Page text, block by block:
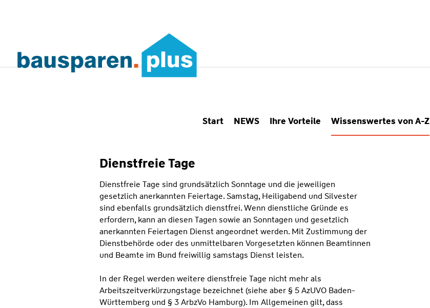
Start NEWS Ihre Vorteile Wissenswertes von A-Z
Dienstfreie Tage
Dienstfreie Tage sind grundsätzlich Sonntage und die jeweiligen
gesetzlich anerkannten Feiertage. Samstag, Heiligabend und Silvester
sind ebenfalls grundsätzlich dienstfrei. Wenn dienstliche Gründe es
erfordern, kann an diesen Tagen sowie an Sonntagen und gesetzlich
anerkannten Feiertagen Dienst angeordnet werden. Mit Zustimmung der
Dienstbehörde oder des unmittelbaren Vorgesetzten können Beamtinnen
und Beamte im Bund freiwillig samstags Dienst leisten.
In der Regel werden weitere dienstfreie Tage nicht mehr als
Arbeitszeitverkürzungstage bezeichnet (siehe aber § 5 AzUVO Baden-
Württemberg und § 3 ArbzVo Hamburg). Im Allgemeinen gilt, dass